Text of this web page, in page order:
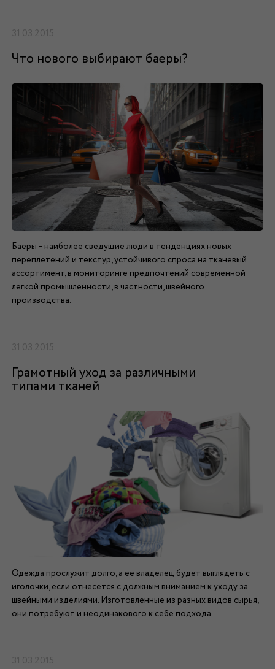
31.03.2015
Что нового выбирают баеры?
Баеры – наиболее сведущие люди в тенденциях новых
переплетений и текстур, устойчивого спроса на тканевый
ассортимент, в мониторинге предпочтений современной
легкой промышленности, в частности, швейного
производства.
31.03.2015
Грамотный уход за различными
типами тканей
Одежда прослужит долго, а ее владелец будет выглядеть с
иголочки, если отнесется с должным вниманием к уходу за
швейными изделиями. Изготовленные из разных видов сырья,
они потребуют и неодинакового к себе подхода.
31.03.2015